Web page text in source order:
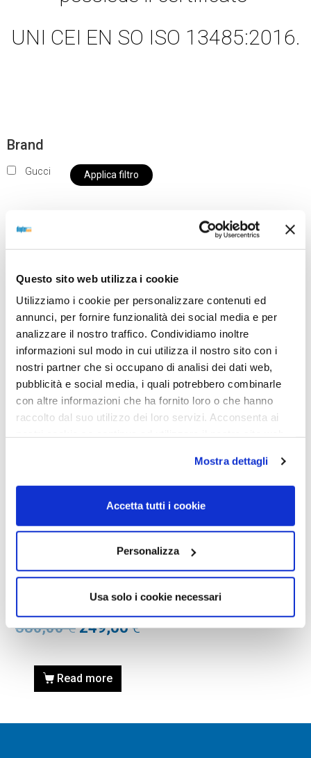
Questo sito web utilizza i cookie
Utilizziamo i cookie per personalizzare contenuti ed
annunci, per fornire funzionalità dei social media e per
analizzare il nostro traffico. Condividiamo inoltre
informazioni sul modo in cui utilizza il nostro sito con i
nostri partner che si occupano di analisi dei dati web,
pubblicità e social media, i quali potrebbero combinarle
con altre informazioni che ha fornito loro o che hanno
raccolto dal suo utilizzo dei loro servizi. Acconsenta ai
Mostra dettagli
Accetta tutti i cookie
Personalizza
Usa solo i cookie necessari
UNI CEI EN SO ISO 13485:2016.
Brand
Gucci Applica filtro
nostro negozio non saranno disponibili per la
da OTTICA DIOPTER
Showing the single result
OCCHIALI DA SOLE
OCCHIALE DA SOLE GUCCI
GG0418S – 001 BLACK /
NERO
380,00€ 249,00€
Read more